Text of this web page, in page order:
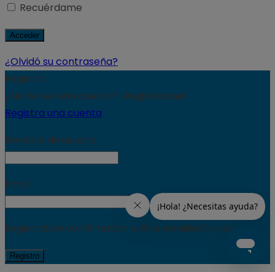
Recuérdame
¿Olvidó su contraseña?
Registro
¿No tienes una cuenta? ¡Registra una!
Registra una cuenta
Nombre de usuario
Email
Registration confirmation will be emailed to you.